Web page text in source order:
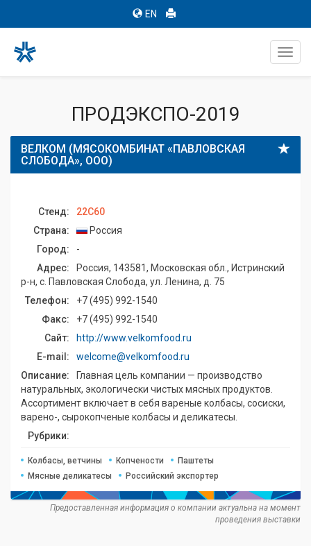
EN
ПРОДЭКСПО-2019
ВЕЛКОМ (МЯСОКОМБИНАТ «ПАВЛОВСКАЯ
СЛОБОДА», ООО)
Стенд:
22C60
Страна:
Россия
Город:
-
Адрес:
Россия, 143581, Московская обл., Истринский
р-н, с. Павловская Слобода, ул. Ленина, д. 75
Телефон:
+7 (495) 992-1540
Факс:
+7 (495) 992-1540
Сайт:
http://www.velkomfood.ru
E-mail:
welcome@velkomfood.ru
Описание:
Главная цель компании — производство
натуральных, экологически чистых мясных продуктов.
Ассортимент включает в себя вареные колбасы, сосиски,
варено-, сырокопченые колбасы и деликатесы.
Рубрики:
Колбасы, ветчины Копчености
Паштеты
Мясные деликатесы
Российский экспортер
Предоставленная информация о компании актуальна на момент
проведения выставки